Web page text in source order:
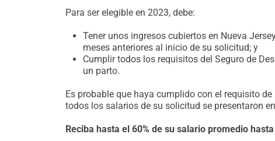
Para ser elegible en 2023, debe:
Tener unos ingresos cubiertos en Nueva
meses anteriores al inicio de su solicitud; y
Cumplir todos los requisitos del Seguro de
un parto.
Es probable que haya cumplido con el requisito
todos los salarios de su solicitud se presentaron
Reciba hasta el 60% de su salario promedio